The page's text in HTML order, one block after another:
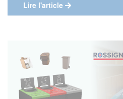
Lire l'article